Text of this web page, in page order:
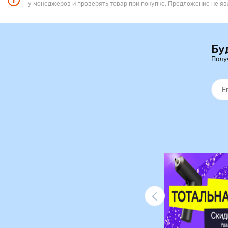
у менеджеров и проверять товар при покупке. Предложение не